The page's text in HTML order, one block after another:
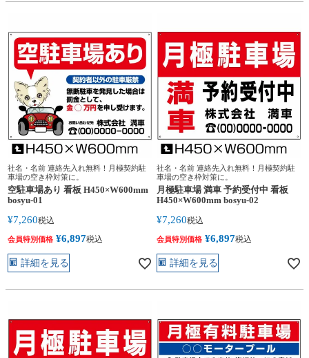
社名・名前 連絡先入れ無料！月極契約駐
車場の空き枠対策に。
空駐車場あり 看板 H450×W600mm
bosyu-01
¥7,260税込
会員特別価格 ¥6,897税込
詳細を見る
社名・名前 連絡先入れ無料！月極契約駐
車場の空き枠対策に。
月極駐車場 満車 予約受付中 看板
H450×W600mm bosyu-02
¥7,260税込
会員特別価格 ¥6,897税込
詳細を見る